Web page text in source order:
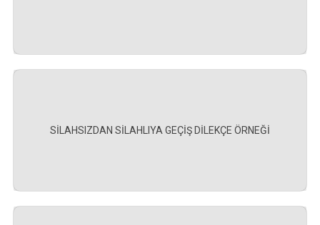
SİLAHSIZDAN SİLAHLIYA GEÇİŞ DİLEKÇE ÖRNEĞİ